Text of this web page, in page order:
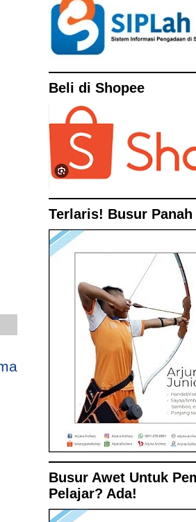
Beli di Shopee
Terlaris! Busur Panah
Busur Awet Untuk
Pelajar? Ada!